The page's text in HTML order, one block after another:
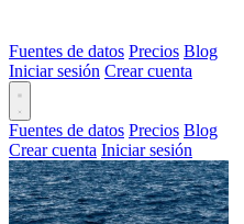
Fuentes de datos Precios Blog
Iniciar sesión Crear cuenta
Fuentes de datos Precios Blog
Crear cuenta Iniciar sesión